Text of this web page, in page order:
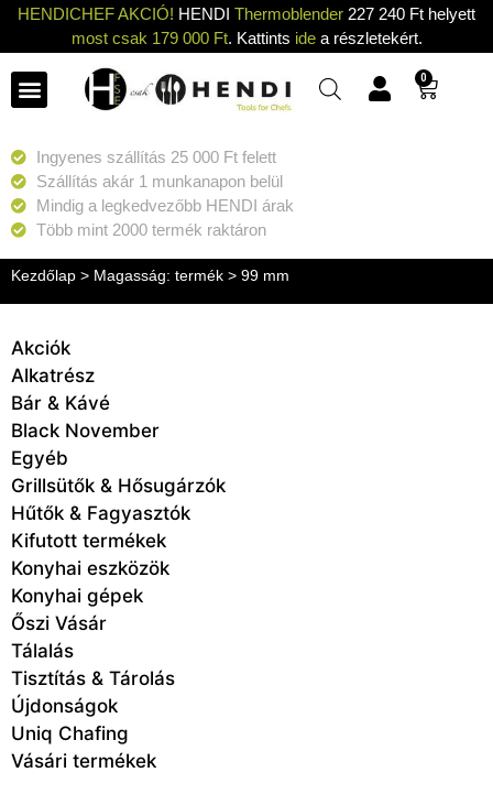
HENDICHEF AKCIÓ! HENDI Thermoblender 227 240 Ft helyett
most csak 179 000 Ft. Kattints idea részletekért.
0
Ingyenes szállítás 25 000 Ft felett
Szállítás akár 1 munkanapon belül
Mindig a legkedvezőbb HENDI árak
Több mint 2000 termék raktáron
Kezdőlap > Magasság: termék > 99 mm
Akciók
Alkatrész
Bár & Kávé
Black November
Egyéb
Grillsütők & Hősugárzók
Hűtők & Fagyasztók
Kifutott termékek
Konyhai eszközök
Konyhai gépek
Őszi Vásár
Tálalás
Tisztítás & Tárolás
Újdonságok
Uniq Chafing
Vásári termékek